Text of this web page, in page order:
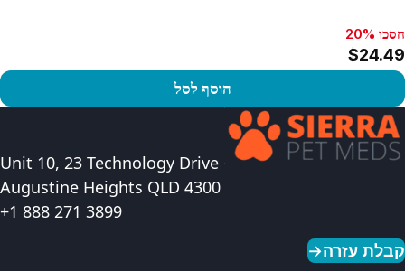
חסכו 20%
$24.49
הוסף לסל
צפו במוצר
Unit 10, 23 Technology Drive
Augustine Heights QLD 4300
+1 888 271 3899
קבלת עזרה→